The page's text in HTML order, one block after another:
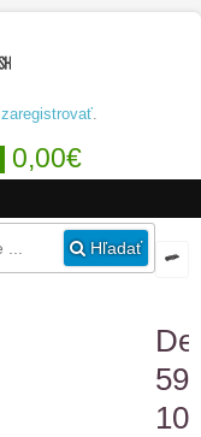
zaregistrovať.
0,00€
Hľadať